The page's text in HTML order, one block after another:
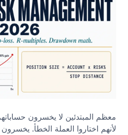
معظم المبتدئين لا يخسرون
لأنهم اختاروا العملة الخطأ.